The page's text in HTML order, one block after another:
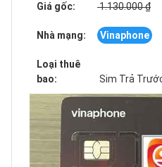
Giá gốc: 1.130.000 ₫
Nhà mạng: Vinaphone
Loại thuê
bao:
Sim Trả